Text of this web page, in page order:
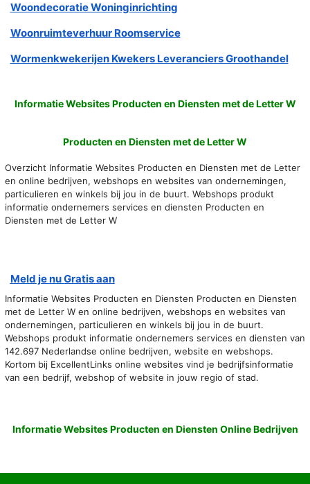
Woondecoratie Woninginrichting
Woonruimteverhuur Roomservice
Wormenkwekerijen Kwekers Leveranciers Groothandel
Informatie Websites Producten en Diensten met de Letter W
Producten en Diensten met de Letter W
Overzicht Informatie Websites Producten en Diensten met de Letter
en online bedrijven, webshops en websites van ondernemingen,
particulieren en winkels bij jou in de buurt. Webshops produkt
informatie ondernemers services en diensten Producten en
Diensten met de Letter W
Meld je nu Gratis aan
Informatie Websites Producten en Diensten Producten en Diensten
met de Letter W en online bedrijven, webshops en websites van
ondernemingen, particulieren en winkels bij jou in de buurt.
Webshops produkt informatie ondernemers services en diensten van
142.697 Nederlandse online bedrijven, website en webshops.
Kortom bij ExcellentLinks online websites vind je bedrijfsinformatie
van een bedrijf, webshop of website in jouw regio of stad.
Informatie Websites Producten en Diensten Online Bedrijven